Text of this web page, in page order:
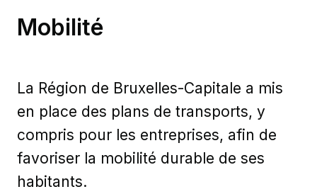
Mobilité
La Région de Bruxelles-Capitale a mis
en place des plans de transports, y
compris pour les entreprises, afin de
favoriser la mobilité durable de ses
habitants.